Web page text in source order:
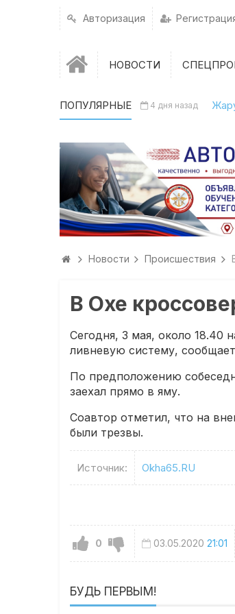
Авторизация
НОВОСТИ
ПОПУЛЯРНЫЕ 4 дня назад
Новости Происшествия
В Охе
Сегодня, 3 мая, около 18.40
ливневую систему,
По предположению
заехал прямо в яму.
Соавтор отметил, что на
были трезвы.
Источник: Okha65.RU
0 03.05.2020 21:01
БУДЬ ПЕРВЫМ!